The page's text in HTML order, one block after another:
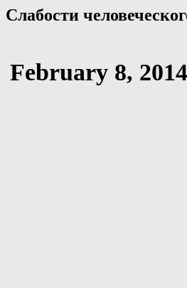
Слабости
February 8, 2014